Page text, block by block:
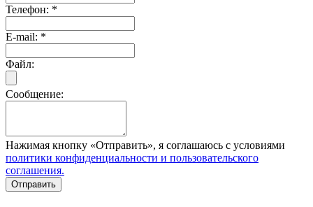
Телефон: *
E-mail: *
Файл:
Сообщение:
Нажимая кнопку «Отправить», я соглашаюсь с условиями
политики конфиденциальности и пользовательского
соглашения.
Отправить